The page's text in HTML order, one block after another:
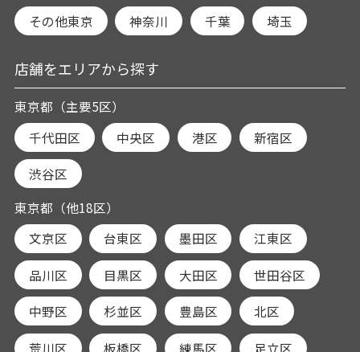
その他東京
神奈川 千葉 埼玉
店舗をエリアから探す
東京都（主要5区）
千代田区
中央区 港区 新宿区
渋谷区
東京都（他18区）
文京区
台東区 墨田区 江東区
品川区 目黒区 大田区 世田谷区
中野区 杉並区 豊島区 北区
荒川区 板橋区 練馬区 足立区